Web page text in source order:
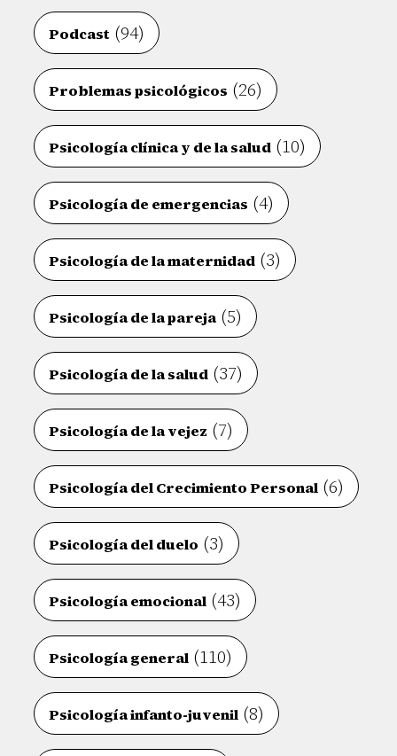
Podcast (94)
Problemas psicológicos (26)
Psicología clínica y de la salud (10)
Psicología de emergencias (4)
Psicología de la maternidad (3)
Psicología de la pareja(5)
Psicología de la salud (37)
Psicología de la vejez (7)
Psicología del Crecimiento Personal (6)
Psicología del duelo (3)
Psicología emocional (43)
Psicología general (110)
Psicología infanto-juvenil (8)